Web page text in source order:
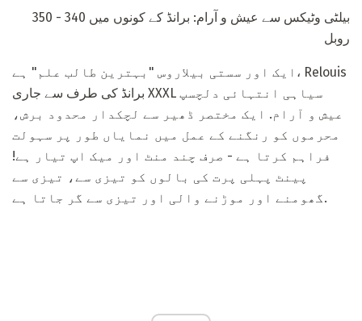
بیلٹی وٹیکس سے عیش و آرام: برانڈ کے کونوں میں 340 - 350
روبل
ایک اور سستی بیلاروس "بہترین طالب علم" ہے، Relouis
برانڈ کی طرف سے جاری XXXL سیاہی انتہائی دلچسپ
عیش و آرام. ایک مختصر ڈھیر سے لچکدار محدود برش،
محرموں کو رنگنے کے عمل میں نمایاں طور پر سہولت
فراہم کرتا ہے - صرف چند منٹ اور میک اپ تیار ہے!
پینٹ پہلی پرت کی بالوں کو تیزی سے، تیزی سے
گھومنے اور موڑنے والی اور تیزی سے گر جاتا ہے.